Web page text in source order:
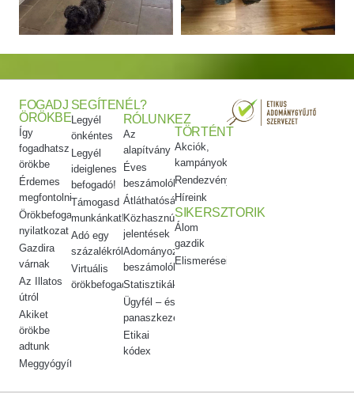
FOGADJ
ÖRÖKBE
Így
fogadhatsz
örökbe
Érdemes
megfontolni
Örökbefogadói
nyilatkozat
Gazdira
várnak
Az Illatos
útról
Akiket
örökbe
adtunk
Meggyógyítottuk
SEGÍTENÉL?
Legyél
önkéntes
Legyél
ideiglenes
befogadó!
Támogasd
munkánkat!
Adó egy
százalékról
Virtuális
örökbefogadás
RÓLUNK
Az
alapítvány
Éves
beszámolók
Átláthatóság
Közhasznúsági
jelentések
Adományozási
beszámolók
Statisztikák
Ügyfél – és
panaszkezelés
Etikai
kódex
EZ
TÖRTÉNT
Akciók,
kampányok
Rendezvényeink
Híreink
SIKERSZTORIK
Álom
gazdik
Elismeréseink